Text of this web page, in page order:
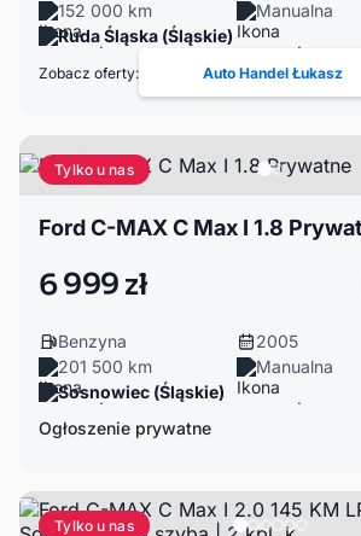
152 000 km
Manualna
Ruda Śląska (Śląskie)
Zobacz oferty: Auto Handel Łukasz
Tylko u nas
Ford C-MAX C Max I 1.8
6 999 zł
Benzyna
2005
201 500 km
Manualna
Sosnowiec (Śląskie)
Ogłoszenie prywatne
Tylko u nas